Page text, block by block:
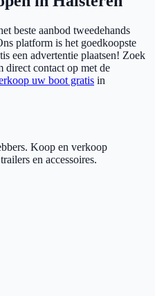
beste aanbod tweedehands
platform is het goedkoopste
een advertentie plaatsen! Zoek
direct contact op met de
uw boot gratis in
Koop en verkoop
en accessoires.